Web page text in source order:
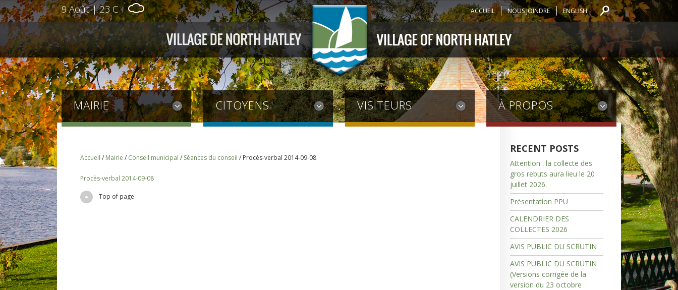
9 Août | 23 C ACCUEIL NOUS JOINDRE ENGLISH
MAIRIE CITOYENS VISITEURS À PROPOS
Accueil / Mairie / Conseil municipal / Séances du conseil / Procès-verbal 2014-09-08
Procès-verbal 2014-09-08
Top of page
RECENT POSTS
Attention : la collecte des
gros rebuts aura lieu le 20
juillet 2026.
Présentation PPU
CALENDRIER DES
COLLECTES 2026
AVIS PUBLIC DU SCRUTIN
AVIS PUBLIC DU SCRUTIN
(Versions corrigée de la
version du 23 octobre